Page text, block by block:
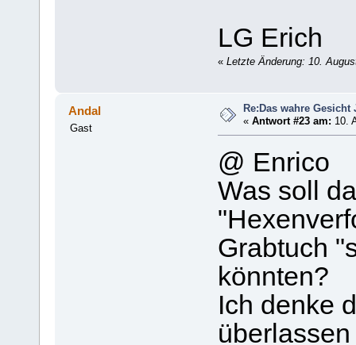
LG Erich
« Letzte Änderung: 10.
Andal
Gast
Re:Das wahre Gesicht
«Antwort #23 am: 10.
@ Enrico
Was soll
Grabtuch
könnten?
Ich denke